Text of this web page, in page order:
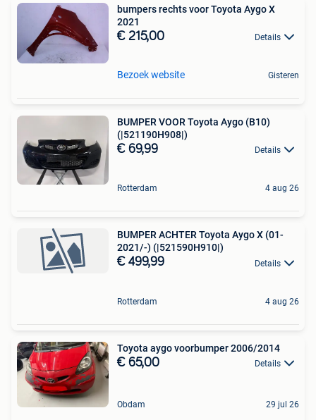
bumpers rechts voor Toyota Aygo X
2021
€ 215,00 Details
Bezoek website Gisteren
BUMPER VOOR Toyota Aygo (B10)
(|521190H908|)
€ 69,99 Details
Rotterdam 4 aug 26
BUMPER ACHTER Toyota Aygo X (01-
2021/-) (|521590H910|)
€ 499,99 Details
Rotterdam 4 aug 26
Toyota aygo voorbumper 2006/2014
€ 65,00 Details
Obdam 29 jul 26